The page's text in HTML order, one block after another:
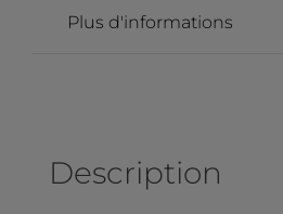
Plus d'informations
Description